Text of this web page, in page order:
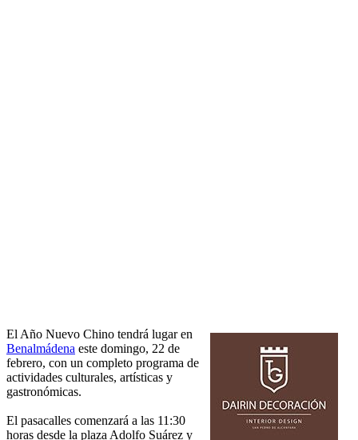
El Año Nuevo Chino tendrá lugar en
Benalmádena este domingo, 22 de
febrero, con un completo programa de
actividades culturales, artísticas y
gastronómicas.
El pasacalles comenzará a las 11:30
horas desde la plaza Adolfo Suárez y